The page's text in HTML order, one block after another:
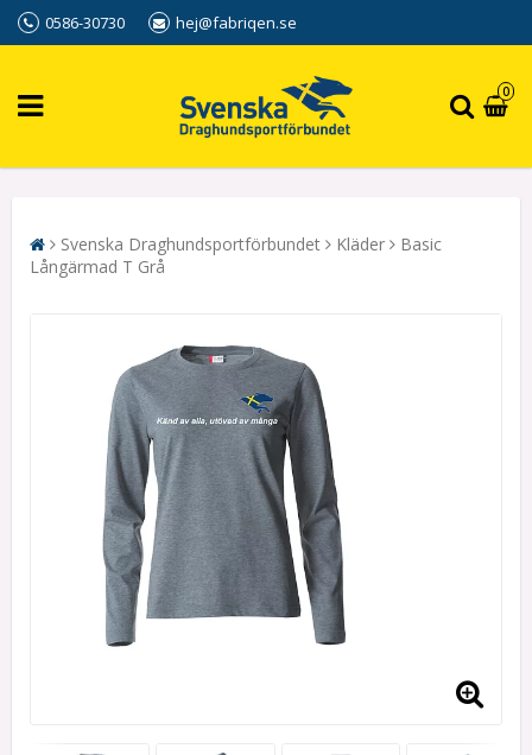
0586-30730 hej@fabriqen.se
0
Svenska Draghundsportförbundet Kläder
Basic
Långärmad T Grå